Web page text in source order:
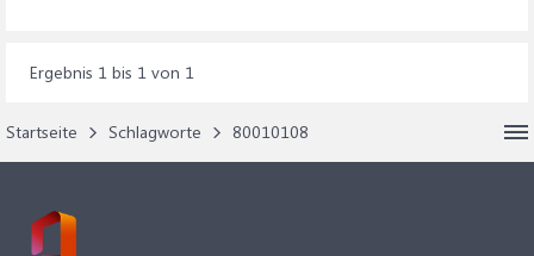
Ergebnis 1 bis 1 von 1
Startseite Schlagworte 80010108